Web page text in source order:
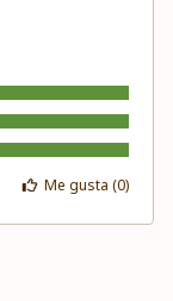
Me gusta (0)